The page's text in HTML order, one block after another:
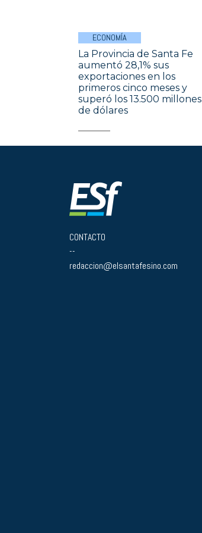
ECONOMÍA
La Provincia de Santa Fe
aumentó 28,1% sus
exportaciones en los
primeros cinco meses y
superó los 13.500 millones
de dólares
CONTACTO
--
redaccion@elsantafesino.com